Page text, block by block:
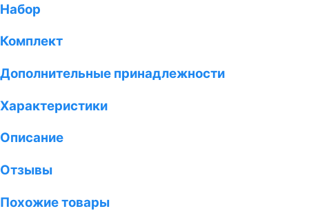
Набор
Комплект
Дополнительные принадлежности
Характеристики
Описание
Отзывы
Похожие товары